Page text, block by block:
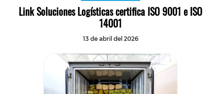
Link Soluciones Logísticas certifica ISO 9001 e ISO
14001
13 de abril del 2026